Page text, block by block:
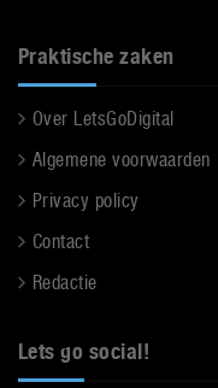
Praktische zaken
Over LetsGoDigital
Algemene voorwaarden
Privacy policy
Contact
Redactie
Lets go social!